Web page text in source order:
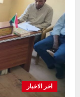
اخر الاخبار